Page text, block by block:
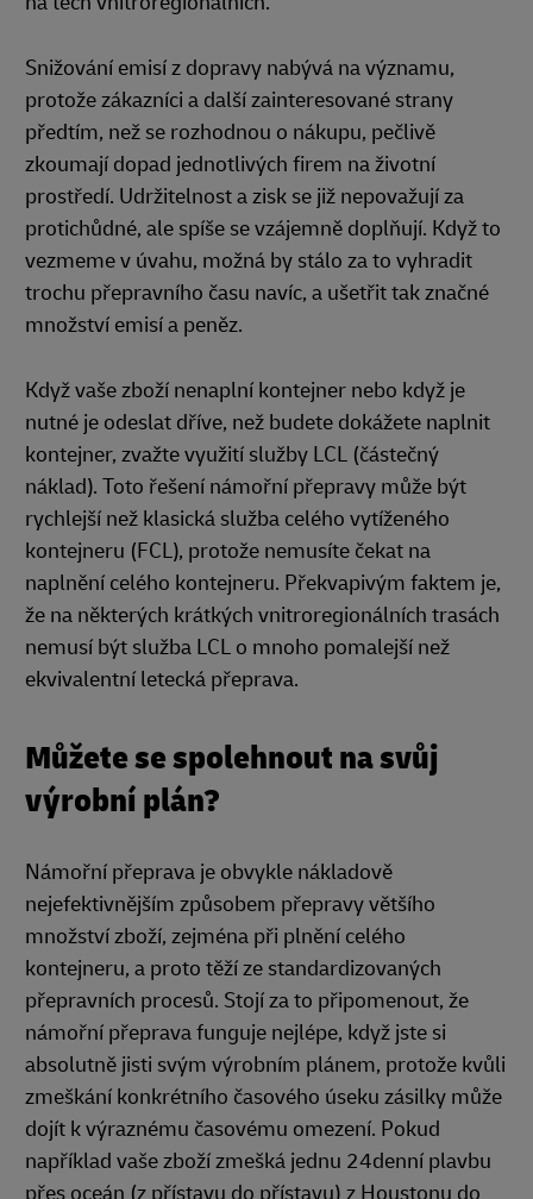
Snižování emisí z dopravy nabývá na významu,
protože zákazníci a další zainteresované strany
předtím, než se rozhodnou o nákupu, pečlivě
zkoumají dopad jednotlivých firem na životní
prostředí. Udržitelnost a zisk se již nepovažují za
protichůdné, ale spíše se vzájemně doplňují. Když to
vezmeme v úvahu, možná by stálo za to vyhradit
trochu přepravního času navíc, a ušetřit tak značné
množství emisí a peněz.
Když vaše zboží nenaplní kontejner nebo když je
nutné je odeslat dříve, než budete dokážete naplnit
kontejner, zvažte využití služby LCL (částečný
náklad). Toto řešení námořní přepravy může být
rychlejší než klasická služba celého vytíženého
kontejneru (FCL), protože nemusíte čekat na
naplnění celého kontejneru. Překvapivým faktem je,
že na některých krátkých vnitroregionálních trasách
nemusí být služba LCL o mnoho pomalejší než
ekvivalentní letecká přeprava.
Můžete se spolehnout na svůj
výrobní plán?
Námořní přeprava je obvykle nákladově
nejefektivnějším způsobem přepravy většího
množství zboží, zejména při plnění celého
kontejneru, a proto těží ze standardizovaných
přepravních procesů. Stojí za to připomenout, že
námořní přeprava funguje nejlépe, když jste si
absolutně jisti svým výrobním plánem, protože kvůli
zmeškání konkrétního časového úseku zásilky může
dojít k výraznému časovému omezení. Pokud
například vaše zboží zmešká jednu 24denní plavbu